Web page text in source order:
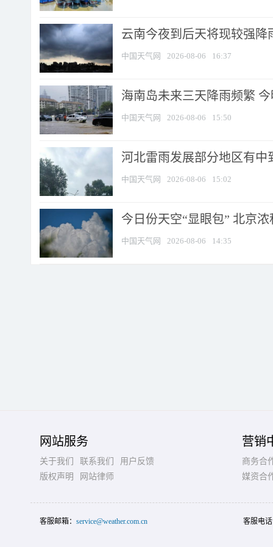
云南今夜到后天将现较强降
中国天气网 2026-08-06 16:37
海南岛未来三天降雨频繁
中国天气网 2026-08-06 15:50
河北雷雨发展部分地区有中
中国天气网 2026-08-06 15:02
今日份天空“显眼包” 北京
中国天气网 2026-08-06 14:35
网站服务
关于我们 联系我们
用户反馈
版权声明
网站律师
营销
商务合
媒资合
客服邮箱： service@weather.com.cn 客服电